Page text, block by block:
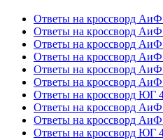
Ответы на кроссворд
Ответы на кроссворд
Ответы на кроссворд
Ответы на кроссворд
Ответы на кроссворд
Ответы на кроссворд
Ответы на кроссворд ЮГ
Ответы на кроссворд АиФ
Ответы на кроссворд АиФ
Ответы на кроссворд ЮГ